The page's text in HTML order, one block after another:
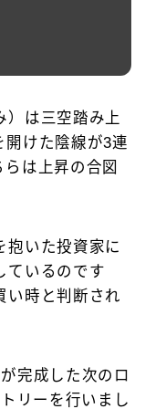
）は三空踏み上
開けた陰線が3連
は上昇の合図
抱いた投資家に
ているのです
い時と判断され
完成した次のロ
リーを行いまし